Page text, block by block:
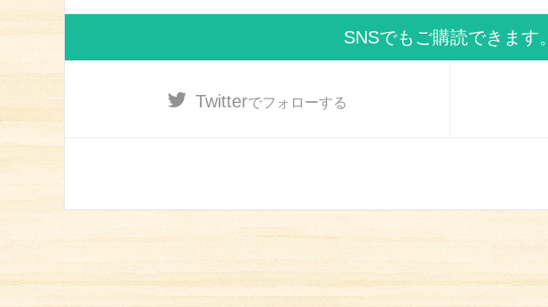
SNSでもご購読できます。
Twitterでフォローする